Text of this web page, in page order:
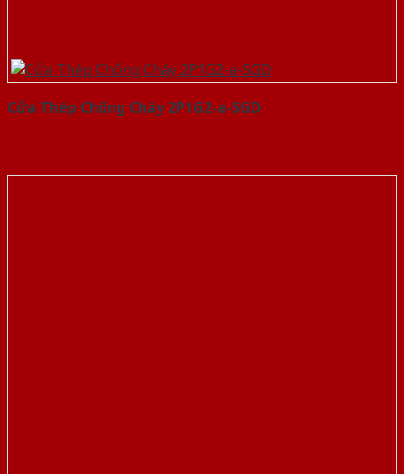
Cửa Thép Chống Cháy 2P1G2-a-SGD